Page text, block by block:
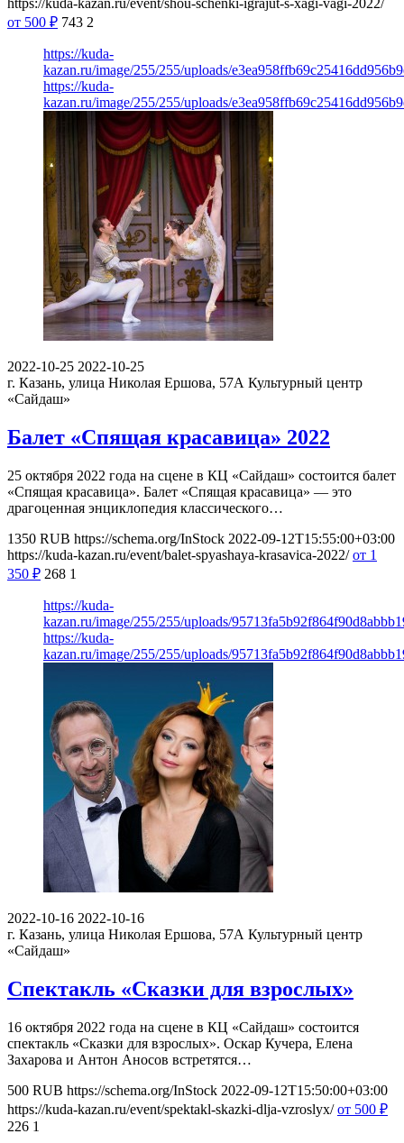
https://kuda-kazan.ru/event/shou-schenki-igrajut-s-xagi-vagi-2022/
от 500 ₽ 743 2
https://kuda-
kazan.ru/image/255/255/uploads/
https://kuda-
kazan.ru/image/255/255/uploads/
2022-10-25 2022-10-25
г. Казань, улица Николая Ершова, 57А Культурный центр
«Сайдаш»
Балет «Спящая красавица» 2022
25 октября 2022 года на сцене в КЦ «Сайдаш» состоится балет
«Спящая красавица». Балет «Спящая красавица» — это
драгоценная энциклопедия классического…
1350 RUB https://schema.org/InStock 2022-09-12T15:55:00+03:00
https://kuda-kazan.ru/event/balet-spyashaya-krasavica-2022/ от 1
350 ₽ 268 1
https://kuda-
kazan.ru/image/255/255/uploads/
https://kuda-
kazan.ru/image/255/255/uploads/
2022-10-16 2022-10-16
г. Казань, улица Николая Ершова, 57А Культурный центр
«Сайдаш»
Спектакль «Сказки для взрослых»
16 октября 2022 года на сцене в КЦ «Сайдаш» состоится
спектакль «Сказки для взрослых». Оскар Кучера, Елена
Захарова и Антон Аносов встретятся…
500 RUB https://schema.org/InStock 2022-09-12T15:50:00+03:00
https://kuda-kazan.ru/event/spektakl-skazki-dlja-vzroslyx/ от 500 ₽
226 1